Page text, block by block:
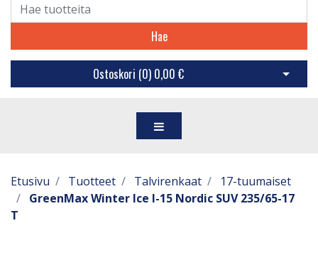
Hae
Ostoskori (0) 0,00 € Avaa
Etusivu Tuotteet Talvirenkaat
17-tuumaiset
GreenMax Winter Ice I-15 Nordic SUV 235/65-17
T